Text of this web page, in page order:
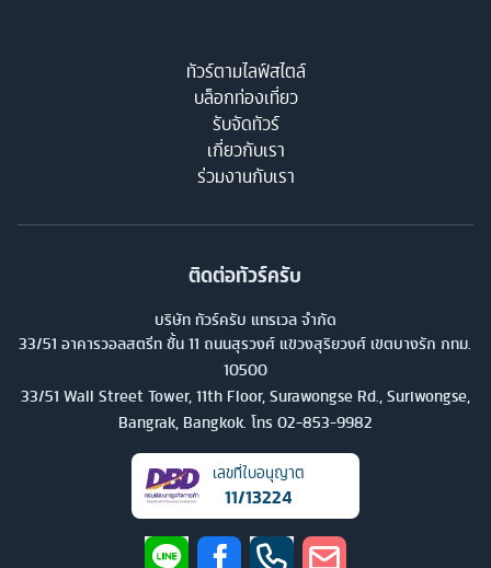
ทัวร์ตามไลฟ์สไตล์
บล็อกท่องเที่ยว
รับจัดทัวร์
เกี่ยวกับเรา
ร่วมงานกับเรา
ติดต่อทัวร์ครับ
บริษัท ทัวร์ครับ แทรเวล จำกัด
33/51 อาคารวอลสตรีท ชั้น 11 ถนนสุรวงศ์ แขวงสุริยวงศ์ เขตบางรัก กทม.
10500
33/51 Wall Street Tower, 11th Floor, Surawongse Rd., Suriwongse,
Bangrak, Bangkok. โทร 02-853-9982
เลขที่ใบอนุญาต
11/13224